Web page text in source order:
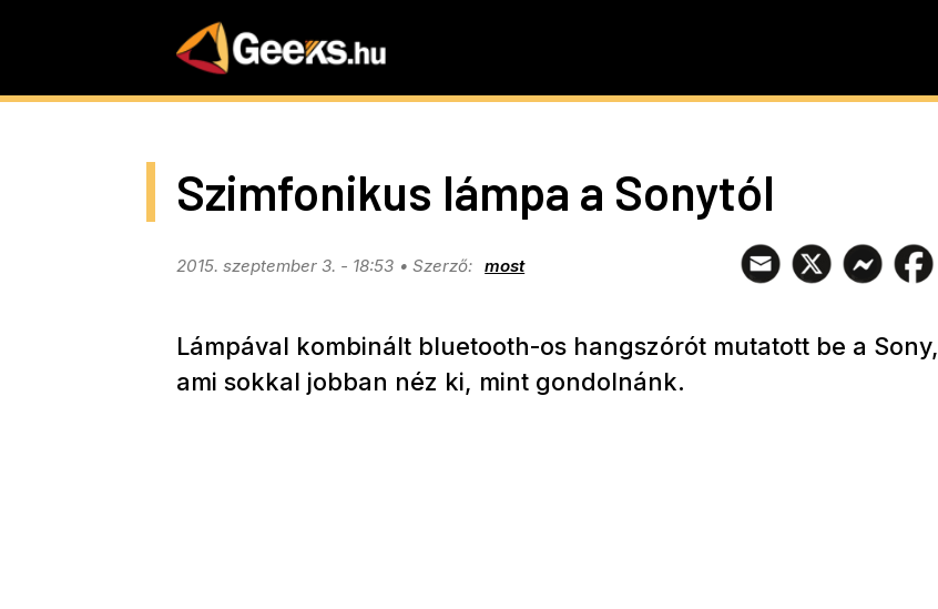
Szimfonikus lámpa a Sonytól
2015. szeptember 3. - 18:53 most
Lámpával kombinált bluetooth-os hangszórót mutatott be a Sony,
ami sokkal jobban néz ki, mint gondolnánk.